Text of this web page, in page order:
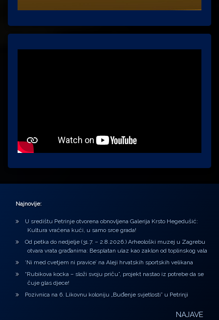
Najnovije:
U središtu Petrinje otvorena obnovljena Galerija Krsto Hegedušić:
Kultura vraćena kući, u samo srce grada!
Od petka do nedjelje (31.7. – 2.8.2026.) Arheološki muzej u Zagrebu
otvara vrata građanima: Besplatan ulaz kao zaklon od toplinskog vala
‘Ni med cvetjem ni pravice’ na Aleji hrvatskih sportskih velikana
“Rubikova kocka – složi svoju priču”, projekt nastao iz potrebe da se
čuje glas djece!
Pozivnica na 6. Likovnu koloniju „Buđenje svjetlosti” u Petrinji
NAJAVE